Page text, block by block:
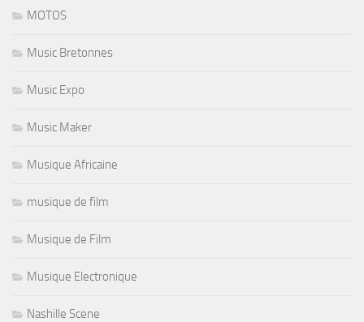
MOTOS
Music Bretonnes
Music Expo
Music Maker
Musique Africaine
musique de film
Musique de Film
Musique Electronique
Nashille Scene